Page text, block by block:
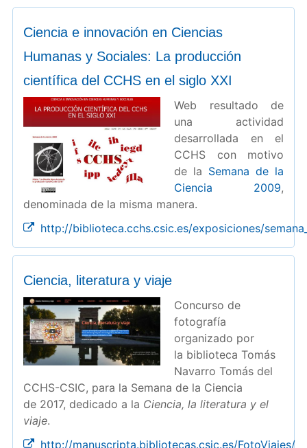
Ciencia e innovación en Ciencias
Humanas y Sociales: La producción
científica del CCHS en el siglo XXI
Web resultado de
una actividad
desarrollada en el
CCHS con motivo
de la Semana de la
Ciencia 2009,
denominada de la misma manera.
http://biblioteca.cchs.csic.es/exposiciones/
Ciencia, literatura y viaje
Concurso de
fotografía
organizado por
la biblioteca Tomás
Navarro Tomás del
CCHS-CSIC, para la Semana de la Ciencia
de 2017, dedicado a la Ciencia, la literatura y el
viaje.
http://manuscripta.bibliotecas.csic.es/FotoViajes/